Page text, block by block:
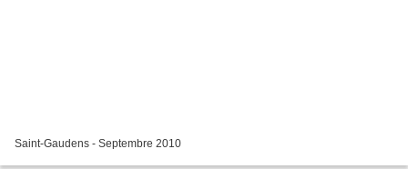
Saint-Gaudens - Septembre 2010